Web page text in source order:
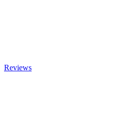
Reviews